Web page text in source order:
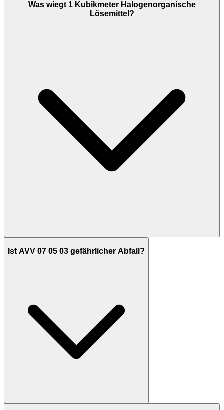
Was wiegt 1 Kubikmeter Halogenorganische
Lösemittel?
Ist AVV 07 05 03 gefährlicher Abfall?